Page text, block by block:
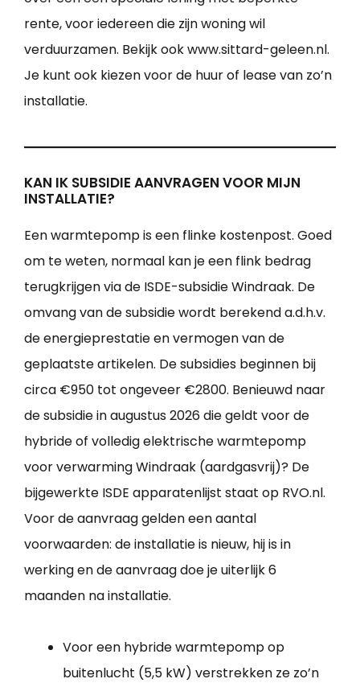
rente, voor iedereen die zijn woning wil
verduurzamen. Bekijk ook www.sittard-geleen.nl.
Je kunt ook kiezen voor de huur of lease van zo’n
installatie.
KAN IK SUBSIDIE AANVRAGEN VOOR MIJN
INSTALLATIE?
Een warmtepomp is een flinke kostenpost. Goed
om te weten, normaal kan je een flink bedrag
terugkrijgen via de ISDE-subsidie Windraak. De
omvang van de subsidie wordt berekend a.d.h.v.
de energieprestatie en vermogen van de
geplaatste artikelen. De subsidies beginnen bij
circa €950 tot ongeveer €2800. Benieuwd naar
de subsidie in augustus 2026 die geldt voor de
hybride of volledig elektrische warmtepomp
voor verwarming Windraak (aardgasvrij)? De
bijgewerkte ISDE apparatenlijst staat op RVO.nl.
Voor de aanvraag gelden een aantal
voorwaarden: de installatie is nieuw, hij is in
werking en de aanvraag doe je uiterlijk 6
maanden na installatie.
Voor een hybride warmtepomp op
buitenlucht (5,5 kW) verstrekken ze zo’n